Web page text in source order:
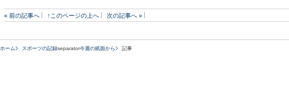
« 前の記事へ ↑このページの上へ 次の記事へ »
ホーム スポーツの記録separator今週の紙面から 記事